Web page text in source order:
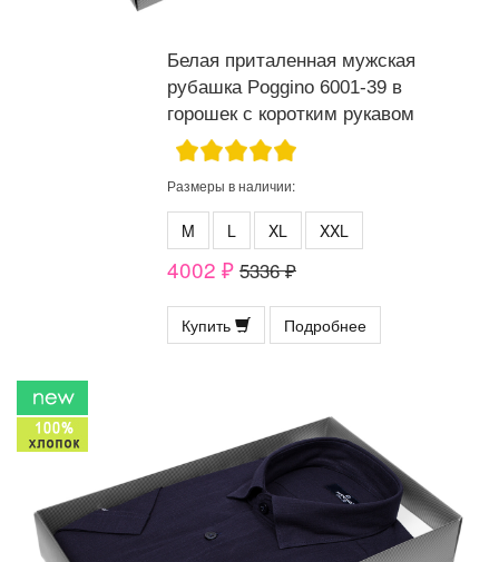
Белая приталенная мужская
рубашка Poggino 6001-39 в
горошек с коротким рукавом
Размеры в наличии:
M L XL XXL
4002 ₽ 5336 ₽
Купить Подробнее